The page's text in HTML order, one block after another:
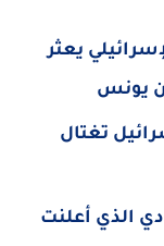
يعثر
يونس
تغتال
الذي أعلنت